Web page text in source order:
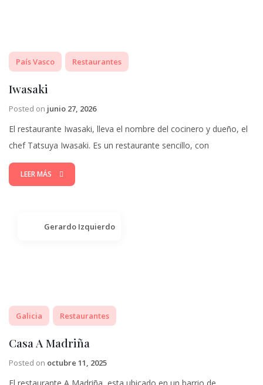
País Vasco Restaurantes
Iwasaki
Posted on junio 27, 2026
El restaurante Iwasaki, lleva el nombre del cocinero y dueño, el
chef Tatsuya Iwasaki. Es un restaurante sencillo, con
LEER MÁS
Gerardo Izquierdo
Galicia Restaurantes
Casa A Madriña
Posted on octubre 11, 2025
El restaurante A Madriña, esta ubicado en un barrio de